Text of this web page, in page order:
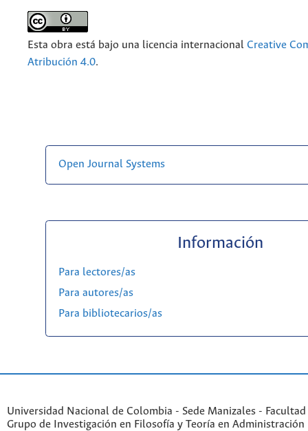
Esta obra está bajo una licencia internacional Creative
Atribución 4.0.
Open Journal Systems
Información
Para lectores/as
Para autores/as
Para bibliotecarios/as
Universidad Nacional de Colombia - Sede Manizales -
Grupo de Investigación en Filosofía y Teoría en Administración